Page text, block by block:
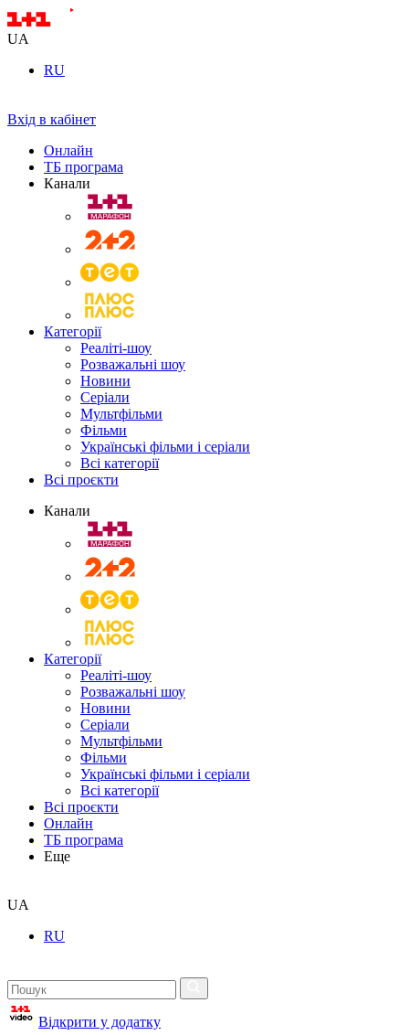
UA
RU
Вхід в кабінет
Онлайн
ТБ програма
Канали
Категорії
Реаліті-шоу
Розважальні шоу
Новини
Серіали
Мультфільми
Фільми
Українські фільми і серіали
Всі категорії
Всі проєкти
Канали
Категорії
Реаліті-шоу
Розважальні шоу
Новини
Серіали
Мультфільми
Фільми
Українські фільми і серіали
Всі категорії
Всі проєкти
Онлайн
ТБ програма
Еще
UA
RU
Відкрити у додатку